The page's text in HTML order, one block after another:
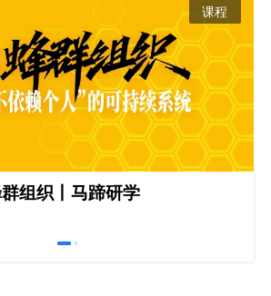
课程
组织丨马蹄研学